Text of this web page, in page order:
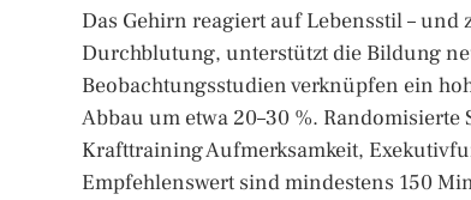
Das Gehirn reagiert auf Lebensstil –
Durchblutung, unterstützt die Bildung
Beobachtungsstudien verknüpfen ein
Abbau um etwa 20–30 %.
Krafttraining Aufmerksamkeit,
Empfehlenswert sind mindestens 150